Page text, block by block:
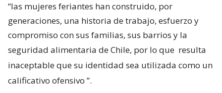
“las mujeres feriantes han construido, por
generaciones, una historia de trabajo, esfuerzo y
compromiso con sus familias, sus barrios y la
seguridad alimentaria de Chile, por lo que resulta
inaceptable que su identidad sea utilizada como un
calificativo ofensivo ”.